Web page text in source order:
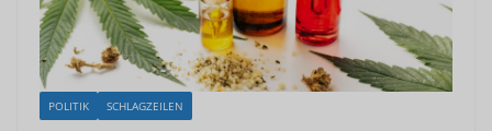
POLITIK SCHLAGZEILEN